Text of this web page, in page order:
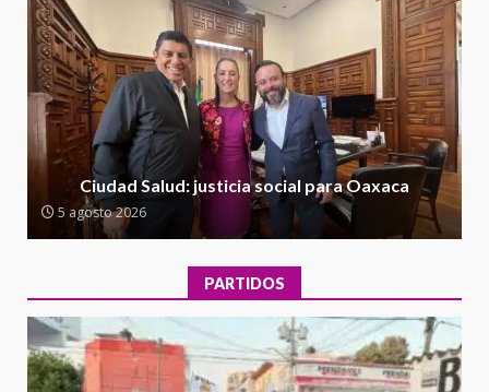
5 agosto 2026
2
Ciudad Salud: justicia social para
Oaxaca
5 agosto 2026
3
Encuentro de Ariadna Montiel
con el Gobernador Salomón Jara
Cruz reafirma la consolidación
de la transformación en
territorio oaxaqueño
30 julio 2026
4
presencia institucional en San
Juan Mazatlán
20 julio 2026
Ciudad Salud: justicia social para Oaxaca
5 agosto 2026
PARTIDOS